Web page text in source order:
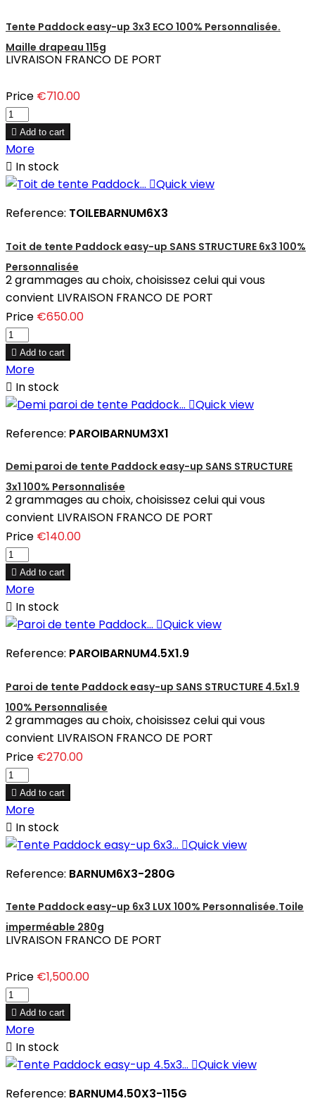
Tente Paddock easy-up 3x3 ECO 100% Personnalisée.
Maille drapeau 115g
LIVRAISON FRANCO DE PORT
Price €710.00
 Add to cart
More
 In stock
Quick view
Reference: TOILEBARNUM6X3
Toit de tente Paddock easy-up SANS STRUCTURE 6x3 100%
Personnalisée
2 grammages au choix, choisissez celui qui vous
convient LIVRAISON FRANCO DE PORT
Price €650.00
 Add to cart
More
 In stock
Quick view
Reference: PAROIBARNUM3X1
Demi paroi de tente Paddock easy-up SANS STRUCTURE
3x1 100% Personnalisée
2 grammages au choix, choisissez celui qui vous
convient LIVRAISON FRANCO DE PORT
Price €140.00
 Add to cart
More
 In stock
Quick view
Reference: PAROIBARNUM4.5X1.9
Paroi de tente Paddock easy-up SANS STRUCTURE 4.5x1.9
100% Personnalisée
2 grammages au choix, choisissez celui qui vous
convient LIVRAISON FRANCO DE PORT
Price €270.00
 Add to cart
More
 In stock
Quick view
Reference: BARNUM6X3-280G
Tente Paddock easy-up 6x3 LUX 100% Personnalisée.Toile
imperméable 280g
LIVRAISON FRANCO DE PORT
Price €1,500.00
 Add to cart
More
 In stock
Quick view
Reference: BARNUM4.50X3-115G